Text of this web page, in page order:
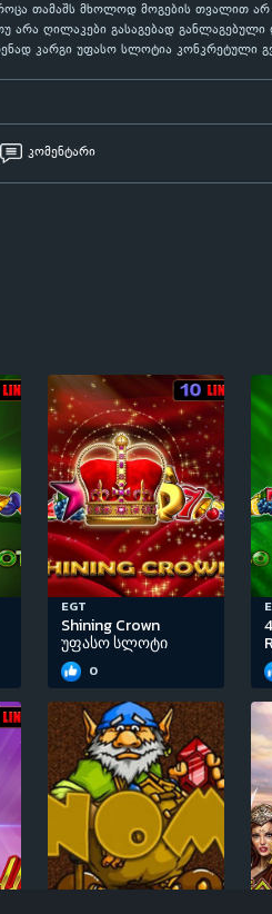
თამაშს მხოლოდ მოგების თვალით
არა ღილაკები გასაგებად
კარგი უფასო სლოტია კონკრეტული
კომენტარი
EGT
Shining Crown
უფასო სლოტი
0